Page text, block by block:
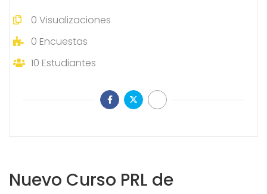
Nuevo Curso PRL de
0 Visualizaciones
0 Encuestas
10 Estudiantes